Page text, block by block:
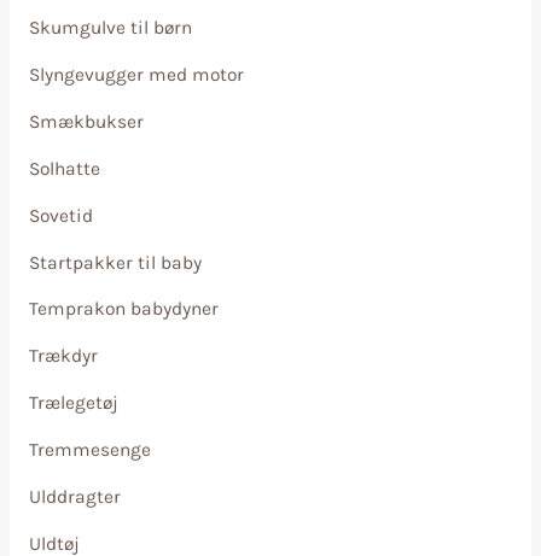
Skumgulve til børn
Slyngevugger med motor
Smækbukser
Solhatte
Sovetid
Startpakker til baby
Temprakon babydyner
Trækdyr
Trælegetøj
Tremmesenge
Ulddragter
Uldtøj